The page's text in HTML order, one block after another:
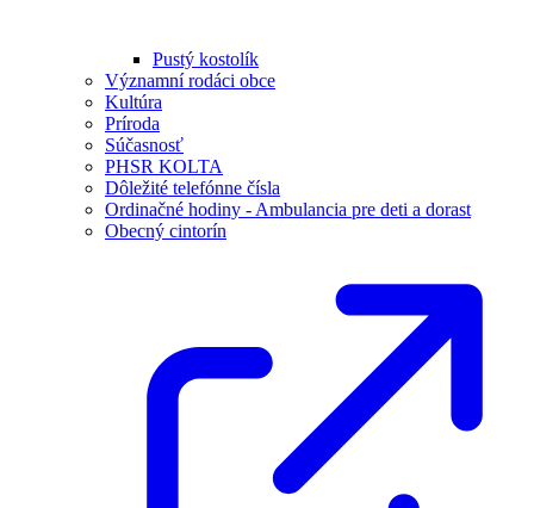
Pustý kostolík
Významní rodáci obce
Kultúra
Príroda
Súčasnosť
PHSR KOLTA
Dôležité telefónne čísla
Ordinačné hodiny - Ambulancia pre deti a dorast
Obecný cintorín